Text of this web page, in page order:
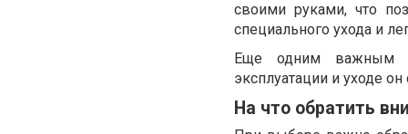
своими руками, что
специального ухода и
Еще одним важным
эксплуатации и уходе
На что обратить